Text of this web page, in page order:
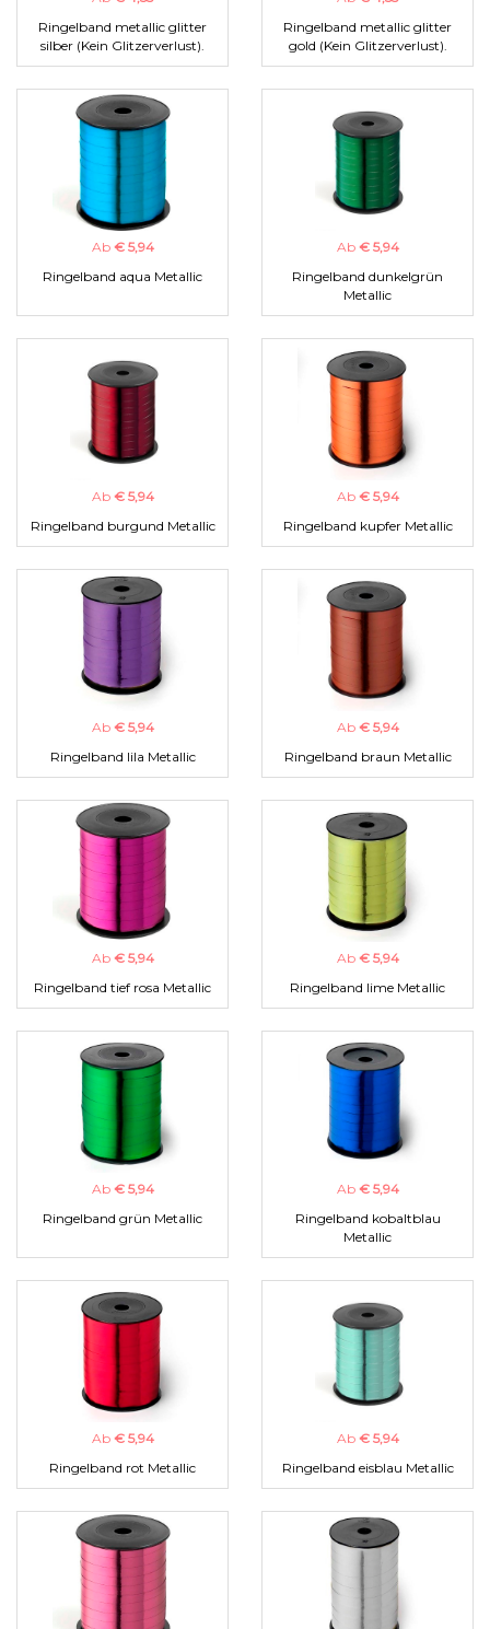
Ringelband metallic glitter
silber (Kein Glitzerverlust).
Ringelband metallic glitter
gold (Kein Glitzerverlust).
Ab € 5,94
Ringelband aqua Metallic
Ab € 5,94
Ringelband dunkelgrün
Metallic
Ab € 5,94
Ringelband burgund Metallic
Ab € 5,94
Ringelband kupfer Metallic
Ab € 5,94
Ringelband lila Metallic
Ab € 5,94
Ringelband braun Metallic
Ab € 5,94
Ringelband tief rosa Metallic
Ab € 5,94
Ringelband lime Metallic
Ab € 5,94
Ringelband grün Metallic
Ab € 5,94
Ringelband kobaltblau
Metallic
Ab € 5,94
Ringelband rot Metallic
Ab € 5,94
Ringelband eisblau Metallic